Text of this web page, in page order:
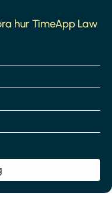
hur TimeApp Law